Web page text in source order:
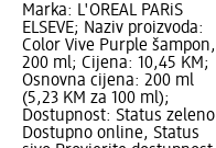
Marka: L'ORÉAL PARiS
ELSEVE; Naziv proizvoda:
Color Vive Purple šampon,
200 ml; Cijena: 10,45 KM;
Osnovna cijena: 200 ml
(5,23 KM za 100 ml);
Dostupnost: Status zeleno
Dostupno online, Status